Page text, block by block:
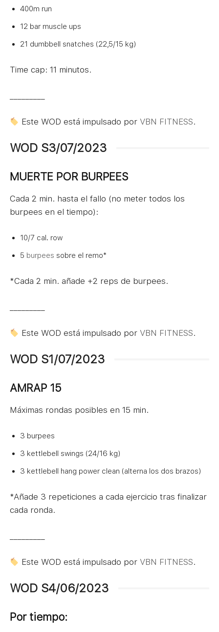
400m run
12 bar muscle ups
21 dumbbell snatches (22,5/15 kg)
Time cap: 11 minutos.
Este WOD está impulsado porVBN FITNESS.
WOD S3/07/2023
MUERTE POR BURPEES
Cada 2 min. hasta el fallo (no meter todos los
burpees en el tiempo):
10/7 cal. row
5 burpees sobre el remo*
*Cada 2 min. añade +2 reps de burpees.
Este WOD está impulsado porVBN FITNESS.
WOD S1/07/2023
AMRAP 15
Máximas rondas posibles en 15 min.
3 burpees
3 kettlebell swings (24/16 kg)
3 kettlebell hang power clean (alterna los dos brazos)
*Añade 3 repeticiones a cada ejercicio tras finalizar
cada ronda.
Este WOD está impulsado porVBN FITNESS.
WOD S4/06/2023
Por tiempo: